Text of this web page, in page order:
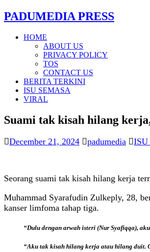
PADUMEDIA PRESS
HOME
ABOUT US
PRIVACY POLICY
TOS
CONTACT US
BERITA TERKINI
ISU SEMASA
VIRAL
Suami tak kisah hilang
December 21, 2024 padumedia ISU
Seorang suami tak kisah hilang kerja
Muhammad Syarafudin Zulkeply, 28,
kanser limfoma tahap tiga.
“Dulu dengan arwah isteri (Nur Syafiqqa),
“Aku tak kisah hilang kerja atau hilang duit.